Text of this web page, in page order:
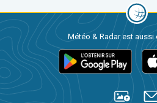
Météo & Radar est